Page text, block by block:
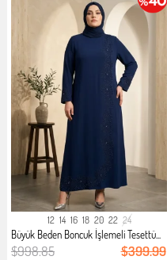
12 14 16 18 20 22 24
Büyük Beden Boncuk İşlemeli Tesettü...
$998.85 $399.99